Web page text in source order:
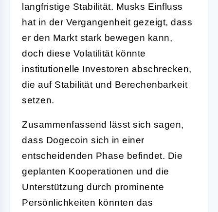
langfristige Stabilität. Musks Einfluss
hat in der Vergangenheit gezeigt, dass
er den Markt stark bewegen kann,
doch diese Volatilität könnte
institutionelle Investoren abschrecken,
die auf Stabilität und Berechenbarkeit
setzen.
Zusammenfassend lässt sich sagen,
dass Dogecoin sich in einer
entscheidenden Phase befindet. Die
geplanten Kooperationen und die
Unterstützung durch prominente
Persönlichkeiten könnten das